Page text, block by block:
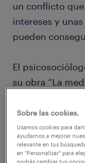
un conflicto
intereses y
pueden
El
su obra “La
cumplir
considerarse
– La existencia
Sobre las cookies.
Usamos cookies para
ayudarnos a mejorar
relevante en tus
en "Personalizar" para
podrás cambiar tus